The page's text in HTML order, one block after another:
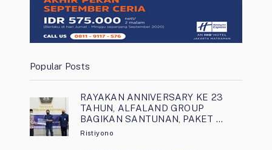
Popular Posts
RAYAKAN ANNIVERSARY KE 23
TAHUN, ALFALAND GROUP
BAGIKAN SANTUNAN, PAKET …
Ristiyono